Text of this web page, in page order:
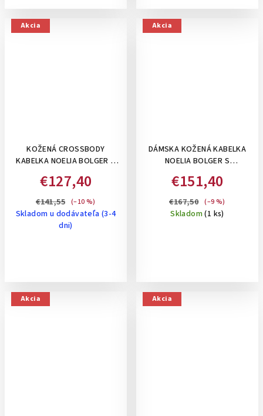
Akcia
KOŽENÁ CROSSBODY
KABELKA NOELIA BOLGER S
PRUHMI - KOŇAKOVÁ
€127,40
€141,55 (–10 %)
Skladom u dodávateľa (3-4
dni)
Akcia
DÁMSKA KOŽENÁ KABELKA
NOELIA BOLGER S
VEĽKÁ- BORDOVÁ
€151,40
€167,50 (–9 %)
Skladom(1 ks)
Akcia Akcia